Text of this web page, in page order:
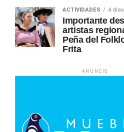
ACTIVIDADES 4 días
Importante
artistas
Peña del
Frita
ANUNCIO